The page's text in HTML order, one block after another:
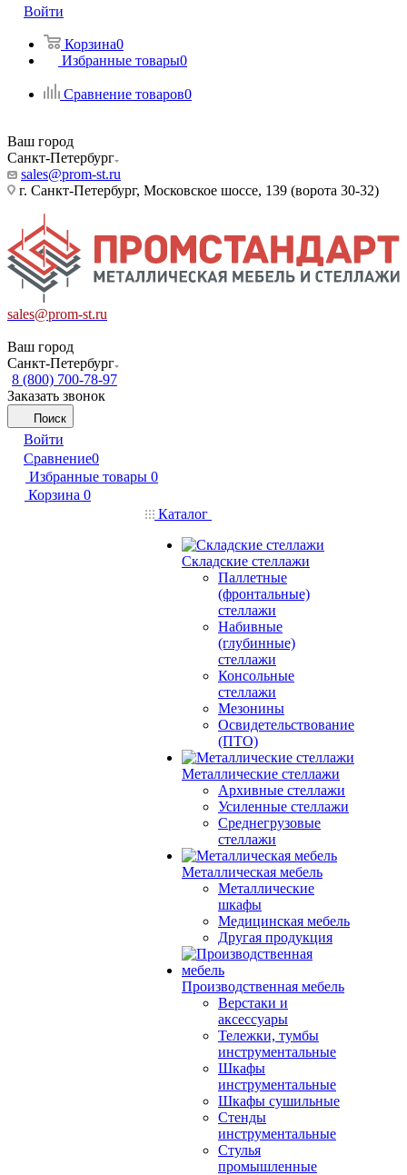
Войти
Корзина0
Избранные товары0
Сравнение товаров0
Ваш город
Санкт-Петербург
sales@prom-st.ru
г. Санкт-Петербург, Московское шоссе, 139 (ворота 30-32)
sales@prom-st.ru
Ваш город
Санкт-Петербург
8 (800) 700-78-97
Заказать звонок
Поиск
Войти
Сравнение0
Избранные товары 0
Корзина 0
Каталог
Складские стеллажи
Паллетные
(фронтальные)
стеллажи
Набивные
(глубинные)
стеллажи
Консольные
стеллажи
Мезонины
Освидетельствование
(ПТО)
Металлические стеллажи
Архивные стеллажи
Усиленные стеллажи
Среднегрузовые
стеллажи
Металлическая мебель
Металлические
шкафы
Медицинская мебель
Другая продукция
Производственная мебель
Верстаки и
аксессуары
Тележки, тумбы
инструментальные
Шкафы
инструментальные
Шкафы сушильные
Стенды
инструментальные
Cтулья
промышленные